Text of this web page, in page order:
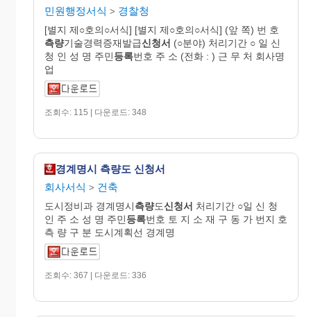
민원행정서식 > 경찰청
[별지 제○호의○서식] [별지 제○호의○서식] (앞 쪽) 번 호
측량기술경력증재발급신청서 (○분야) 처리기간 ○ 일 신
청 인 성 명 주민등록번호 주 소 (전화 : ) 근 무 처 회사명
업
조회수: 115 | 다운로드: 348
경계명시 측량도 신청서
회사서식 > 건축
도시정비과 경계명시측량도신청서 처리기간 ○일 신 청
인 주 소 성 명 주민등록번호 토 지 소 재 구 동 가 번지 호
측 량 구 분 도시계획선 경계명
조회수: 367 | 다운로드: 336